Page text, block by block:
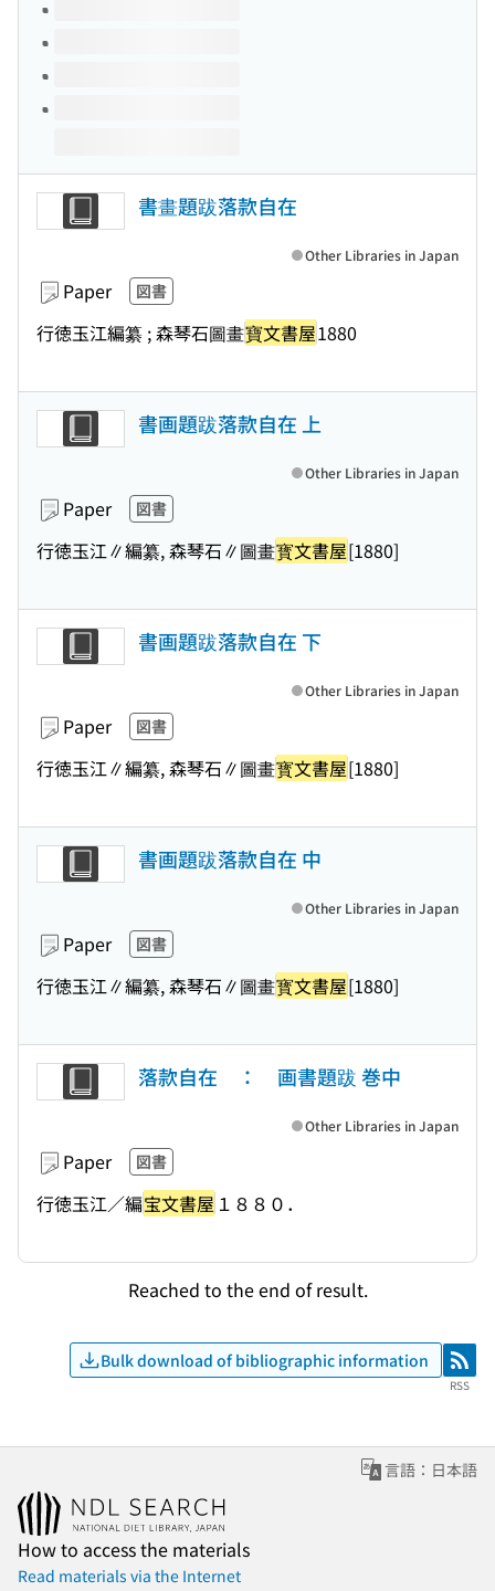
書畫題跋落款自在
Paper 図書
行徳玉江編纂 ; 森琴石圖畫寶文書屋1880
Other Libraries in Japan
書画題跋落款自在 上
Paper 図書
行徳玉江∥編纂, 森琴石∥圖畫寳文書屋[1880]
Other Libraries in Japan
書画題跋落款自在 下
Paper 図書
行徳玉江∥編纂, 森琴石∥圖畫寳文書屋[1880]
Other Libraries in Japan
書画題跋落款自在 中
Paper 図書
行徳玉江∥編纂, 森琴石∥圖畫寳文書屋[1880]
Other Libraries in Japan
落款自在 ： 画書題跋 巻中
Paper 図書
行徳玉江／編宝文書屋 １８８０．
Other Libraries in Japan
Reached to the end of result.
Bulk download of bibliographic information RSS
RSS
言語：日本語
How to access the materials
Read materials via the Internet